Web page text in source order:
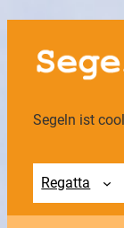
Zum
Inhalt
springen
Segeln ist
Regatta